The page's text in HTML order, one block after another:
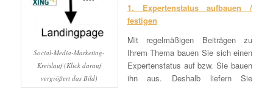
Social-Media-Marketing-
Kreislauf (Klick darauf
vergrößert das Bild)
1. Expertenstatus aufbauen /
festigen
Mit regelmäßigen Beiträgen zu
Ihrem Thema bauen Sie sich einen
Expertenstatus auf bzw. Sie bauen
ihn aus. Deshalb liefern Sie